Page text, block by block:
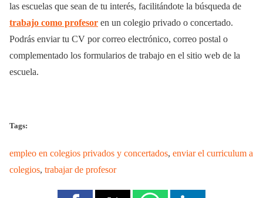
las escuelas que sean de tu interés, facilitándote la búsqueda de
trabajo como profesor en un colegio privado o concertado.
Podrás enviar tu CV por correo electrónico, correo postal o
complementado los formularios de trabajo en el sitio web de la
escuela.
Tags:
empleo en colegios privados y concertados, enviar el curriculum a
colegios, trabajar de profesor